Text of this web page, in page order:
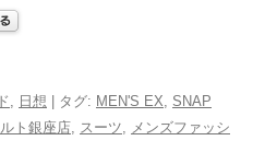
, 日想 | タグ: MEN'S EX, SNAP
ト銀座店, スーツ, メンズファッシ